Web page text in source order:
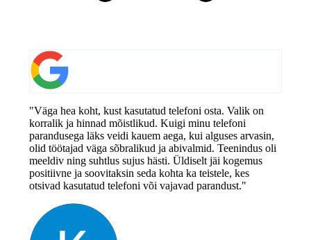
"Väga hea koht, kust kasutatud telefoni osta. Valik on
korralik ja hinnad mõistlikud. Kuigi minu telefoni
parandusega läks veidi kauem aega, kui alguses arvasin,
olid töötajad väga sõbralikud ja abivalmid. Teenindus oli
meeldiv ning suhtlus sujus hästi. Üldiselt jäi kogemus
positiivne ja soovitaksin seda kohta ka teistele, kes
otsivad kasutatud telefoni või vajavad parandust."